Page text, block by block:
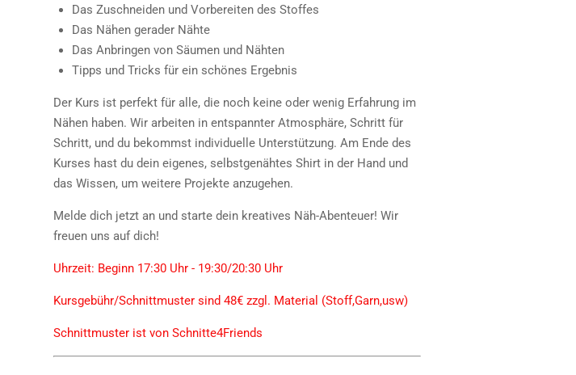
Das Zuschneiden und Vorbereiten des Stoffes
Das Nähen gerader Nähte
Das Anbringen von Säumen und Nähten
Tipps und Tricks für ein schönes Ergebnis
Der Kurs ist perfekt für alle, die noch keine oder wenig Erfahrung im
Nähen haben. Wir arbeiten in entspannter Atmosphäre, Schritt für
Schritt, und du bekommst individuelle Unterstützung. Am Ende des
Kurses hast du dein eigenes, selbstgenähtes Shirt in der Hand und
das Wissen, um weitere Projekte anzugehen.
Melde dich jetzt an und starte dein kreatives Näh-Abenteuer! Wir
freuen uns auf dich!
Uhrzeit: Beginn 17:30 Uhr - 19:30/20:30 Uhr
Kursgebühr/Schnittmuster sind 48€ zzgl. Material (Stoff,Garn,usw)
Schnittmuster ist von Schnitte4Friends